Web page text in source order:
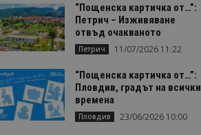
“Пощенска картичка от…”:
Петрич – Изживяване
отвъд очакваното
Петрич 11/07/2026 11:22
“Пощенска картичка от…”:
Пловдив, градът на всички
времена
Пловдив 23/06/2026 10:00